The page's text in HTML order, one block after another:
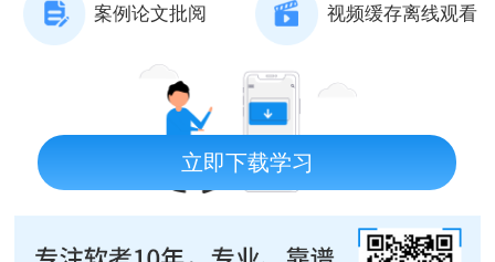
案例论文批阅 视频缓存离线观看
立即下载学习